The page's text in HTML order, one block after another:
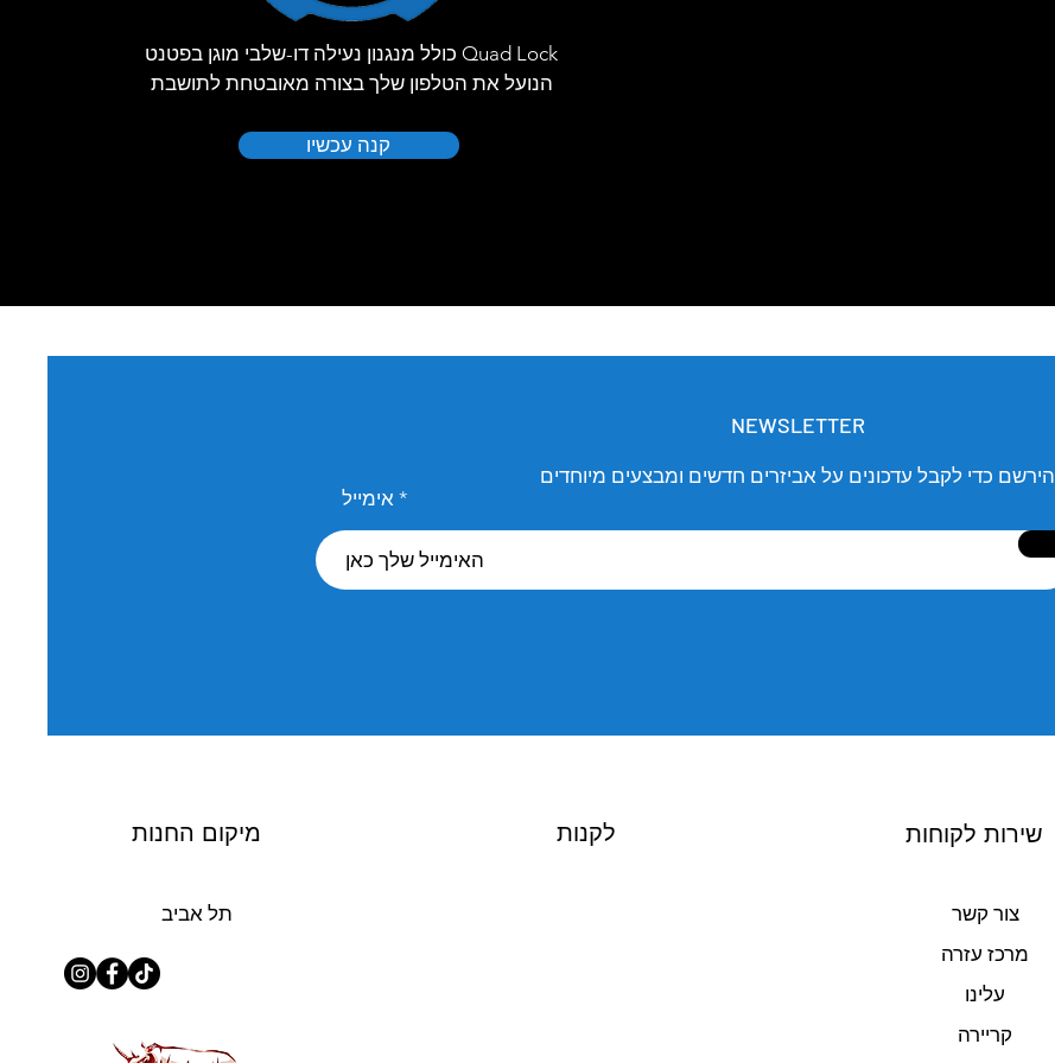
Quad Lock כולל מנגנון נעילה דו-שלבי מוגן בפטנט
הנועל את הטלפון שלך בצורה מאובטחת לתושבת
קנה עכשיו
NEWSLETTER
הירשם כדי לקבל עדכונים על אביזרים חדשים ומבצעים מיוחדים
אימייל
מיקום החנות
תל אביב
לקנות שירות לקוחות
צור קשר
מרכז עזרה
עלינו
קריירה